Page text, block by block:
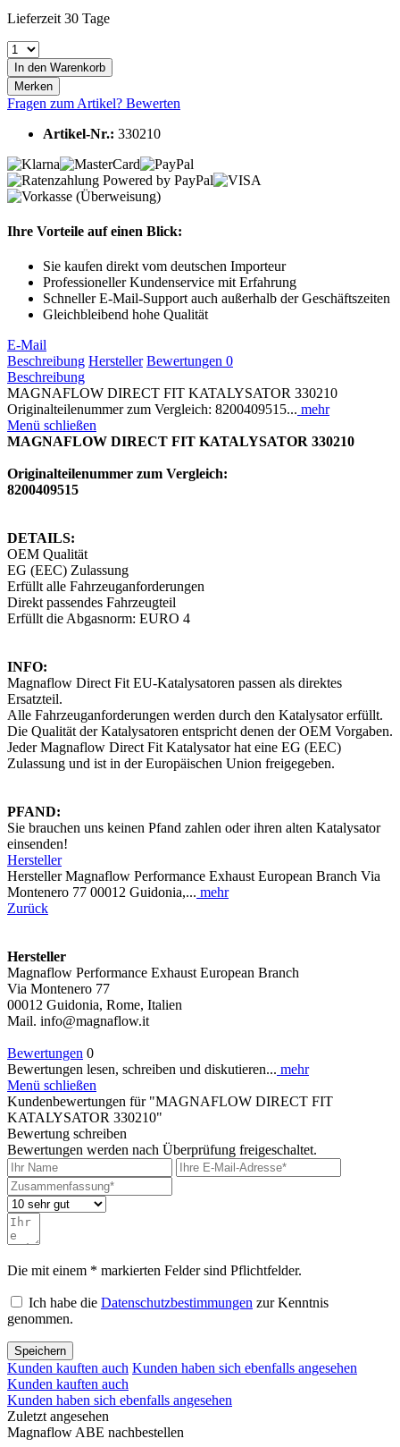
Lieferzeit 30 Tage
In den Warenkorb
Merken
Fragen zum Artikel? Bewerten
Artikel-Nr.: 330210
Ihre Vorteile auf einen Blick:
Sie kaufen direkt vom deutschen Importeur
Professioneller Kundenservice mit Erfahrung
Schneller E-Mail-Support auch außerhalb der Geschäftszeiten
Gleichbleibend hohe Qualität
E-Mail
Beschreibung Hersteller Bewertungen 0
Beschreibung
MAGNAFLOW DIRECT FIT KATALYSATOR 330210
Originalteilenummer zum Vergleich: 8200409515... mehr
Menü schließen
MAGNAFLOW DIRECT FIT KATALYSATOR 330210
Originalteilenummer zum Vergleich:
8200409515
DETAILS:
OEM Qualität
EG (EEC) Zulassung
Erfüllt alle Fahrzeuganforderungen
Direkt passendes Fahrzeugteil
Erfüllt die Abgasnorm: EURO 4
INFO:
Magnaflow Direct Fit EU-Katalysatoren passen als direktes
Ersatzteil.
Alle Fahrzeuganforderungen werden durch den Katalysator erfüllt.
Die Qualität der Katalysatoren entspricht denen der OEM Vorgaben.
Jeder Magnaflow Direct Fit Katalysator hat eine EG (EEC)
Zulassung und ist in der Europäischen Union freigegeben.
PFAND:
Sie brauchen uns keinen Pfand zahlen oder ihren alten Katalysator
einsenden!
Hersteller
Hersteller Magnaflow Performance Exhaust European Branch Via
Montenero 77 00012 Guidonia,... mehr
Zurück
Hersteller
Magnaflow Performance Exhaust European Branch
Via Montenero 77
00012 Guidonia, Rome, Italien
Mail. info@magnaflow.it
Bewertungen 0
Bewertungen lesen, schreiben und diskutieren... mehr
Menü schließen
Kundenbewertungen für "MAGNAFLOW DIRECT FIT
KATALYSATOR 330210"
Bewertung schreiben
Bewertungen werden nach Überprüfung freigeschaltet.
Die mit einem * markierten Felder sind Pflichtfelder.
Ich habe die Datenschutzbestimmungen zur Kenntnis
genommen.
Speichern
Kunden kauften auch Kunden haben sich ebenfalls angesehen
Kunden kauften auch
Kunden haben sich ebenfalls angesehen
Zuletzt angesehen
Magnaflow ABE nachbestellen